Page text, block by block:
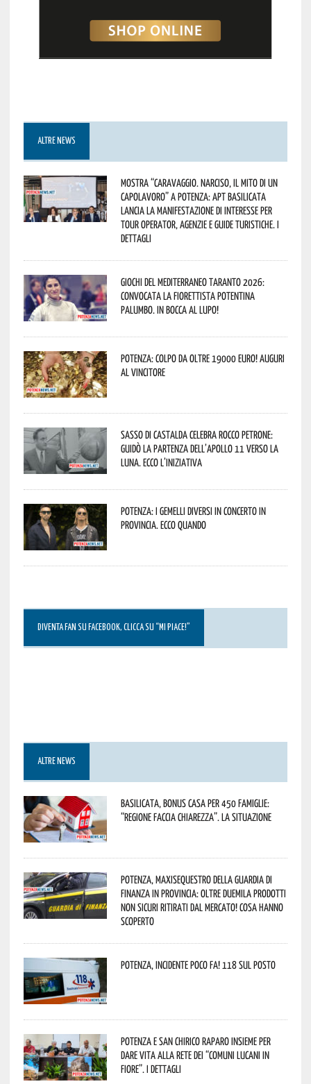
ALTRE NEWS
Mostra “Caravaggio. Narciso, il mito di un
capolavoro” a Potenza: APT Basilicata
lancia la manifestazione di interesse per
Tour Operator, Agenzie e Guide Turistiche. I
dettagli
Giochi del Mediterraneo Taranto 2026:
convocata la fiorettista potentina
Palumbo. In bocca al lupo!
Potenza: colpo da oltre 19000 Euro! Auguri
al vincitore
Sasso di Castalda celebra Rocco Petrone:
guidò la partenza dell’Apollo 11 verso la
Luna. Ecco l’iniziativa
Potenza: i Gemelli DiVersi in concerto in
provincia. Ecco quando
DIVENTA FAN SU FACEBOOK, CLICCA SU “MI PIACE!”
ALTRE NEWS
Basilicata, Bonus casa per 450 famiglie:
“Regione faccia chiarezza”. La situazione
Potenza, maxisequestro della Guardia di
Finanza in provincia: oltre duemila prodotti
non sicuri ritirati dal mercato! Cosa hanno
scoperto
Potenza, incidente poco fa! 118 sul posto
Potenza e San Chirico Raparo insieme per
dare vita alla rete dei “Comuni Lucani in
Fiore”. I dettagli